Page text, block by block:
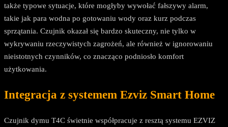
także typowe sytuacje, które mogłyby wywołać fałszywy alarm,
takie jak para wodna po gotowaniu wody oraz kurz podczas
sprzątania. Czujnik okazał się bardzo skuteczny, nie tylko w
wykrywaniu rzeczywistych zagrożeń, ale również w ignorowaniu
nieistotnych czynników, co znacząco podniosło komfort
użytkowania.
Integracja z systemem Ezviz Smart Home
Czujnik dymu T4C świetnie współpracuje z resztą systemu EZVIZ